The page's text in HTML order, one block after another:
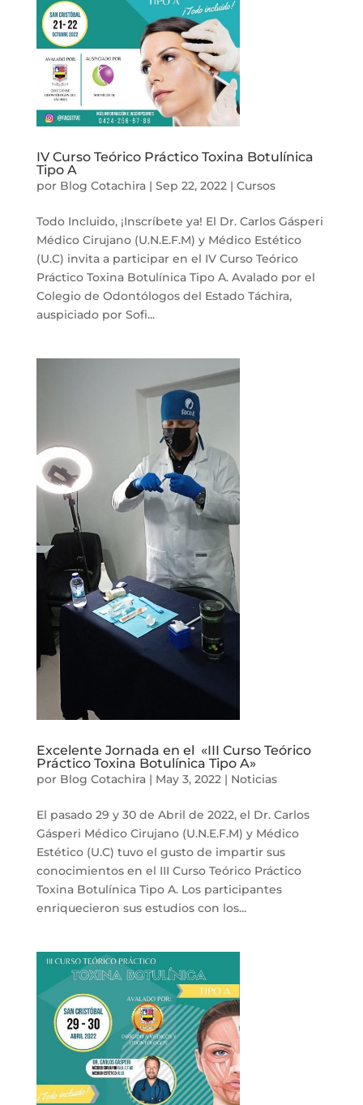
IV Curso Teórico Práctico Toxina Botulínica
Tipo A
por Blog Cotachira| Sep 22, 2022| Cursos
Todo Incluido, ¡Inscríbete ya! El Dr. Carlos Gásperi
Médico Cirujano (U.N.E.F.M) y Médico Estético
(U.C) invita a participar en el IV Curso Teórico
Práctico Toxina Botulínica Tipo A. Avalado por el
Colegio de Odontólogos del Estado Táchira,
auspiciado por Sofi...
Excelente Jornada en el «III Curso Teórico
Práctico Toxina Botulínica Tipo A»
por Blog Cotachira| May 3, 2022| Noticias
El pasado 29 y 30 de Abril de 2022, el Dr. Carlos
Gásperi Médico Cirujano (U.N.E.F.M) y Médico
Estético (U.C) tuvo el gusto de impartir sus
conocimientos en el III Curso Teórico Práctico
Toxina Botulínica Tipo A. Los participantes
enriquecieron sus estudios con los...